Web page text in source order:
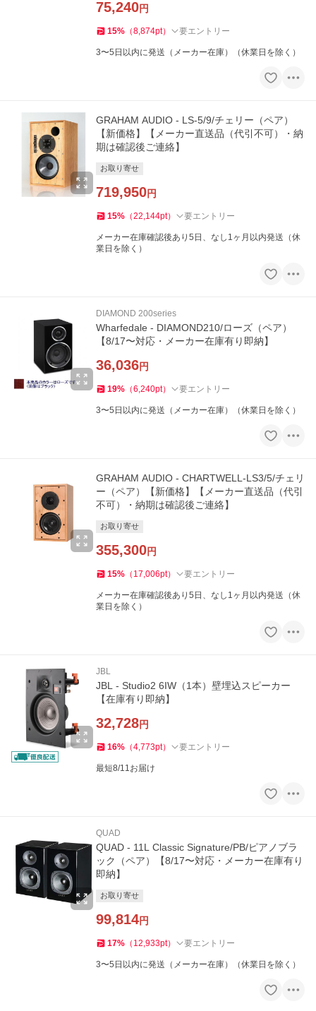
75,240円
15% （8,874pt） 要エントリー
3〜5日以内に発送（メーカー在庫）（休業日を除く）
GRAHAM AUDIO - LS-5/9/チェリー（ペア）
【新価格】【メーカー直送品（代引不可）・納
期は確認後ご連絡】
お取り寄せ
719,950円
15% （22,144pt） 要エントリー
メーカー在庫確認後あり5日、なし1ヶ月以内発送（休
業日を除く）
DIAMOND 200series
Wharfedale - DIAMOND210/ローズ（ペア）
【8/17〜対応・メーカー在庫有り即納】
36,036円
19% （6,240pt） 要エントリー
3〜5日以内に発送（メーカー在庫）（休業日を除く）
GRAHAM AUDIO - CHARTWELL-LS3/5/チェリ
ー（ペア）【新価格】【メーカー直送品（代引
不可）・納期は確認後ご連絡】
お取り寄せ
355,300円
15% （ 17,006pt） 要エントリー
メーカー在庫確認後あり5日、なし1ヶ月以内発送（休
業日を除く）
JBL
JBL - Studio2 6IW（1本）壁埋込スピーカー
【在庫有り即納】
32,728円
16% （4,773pt） 要エントリー
最短8/11お届け
QUAD
QUAD - 11L Classic Signature/PB/ピアノブラ
ック（ペア）【8/17〜対応・メーカー在庫有り
即納】
お取り寄せ
99,814円
17% （ 12,933pt） 要エントリー
3〜5日以内に発送（メーカー在庫）（休業日を除く）